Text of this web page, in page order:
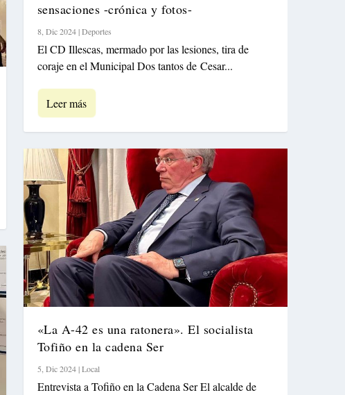
sensaciones -crónica y fotos-
8, Dic 2024|Deportes
El CD Illescas, mermado por las lesiones, tira de
coraje en el Municipal Dos tantos de Cesar...
Leer más
«La A-42 es una ratonera». El socialista
Tofiño en la cadena Ser
5, Dic 2024|Local
Entrevista a Tofiño en la Cadena Ser El alcalde de